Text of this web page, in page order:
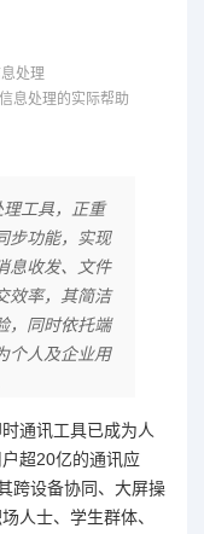
处理
息处理的实际帮助
工具，正重
步功能，实现
息收发、文件
效率，其简洁
，同时依托端
个人及企业用
通讯工具已成为人
超20亿的通讯应
跨设备协同、大屏操
人士、学生群体、